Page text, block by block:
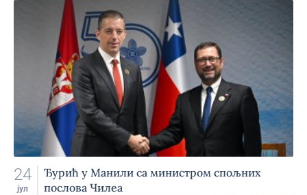
24
јул
Ђурић у Манили са министром спољних
послова Чилеа